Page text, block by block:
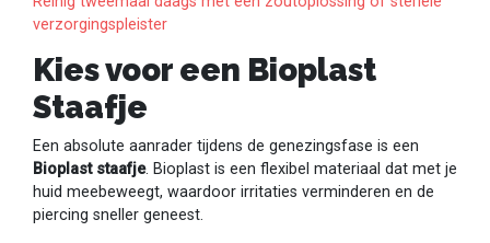
verzorgingspleister
Kies voor een Bioplast
Staafje
Een absolute aanrader tijdens de genezingsfase is een
Bioplast staafje. Bioplast is een flexibel materiaal dat met je
huid meebeweegt, waardoor irritaties verminderen en de
piercing sneller geneest.